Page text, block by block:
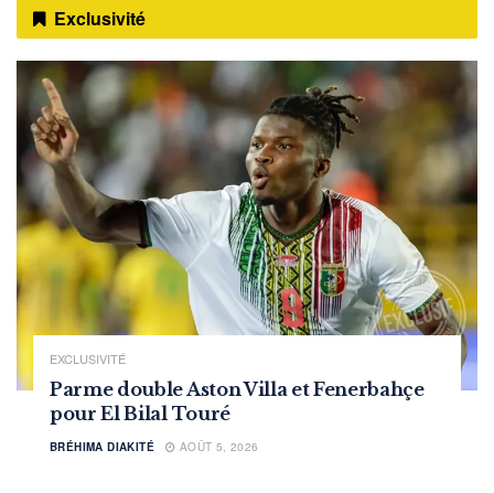
Exclusivité
EXCLUSIVITÉ
Parme double Aston Villa et Fenerbahçe
pour El Bilal Touré
BRÉHIMA DIAKITÉ AOÛT 5, 2026